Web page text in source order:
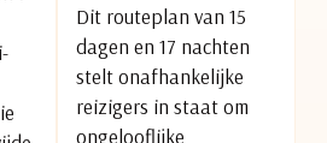
Dit routeplan van 15
dagen en 17 nachten
stelt onafhankelijke
reizigers in staat om
ongelooflijke